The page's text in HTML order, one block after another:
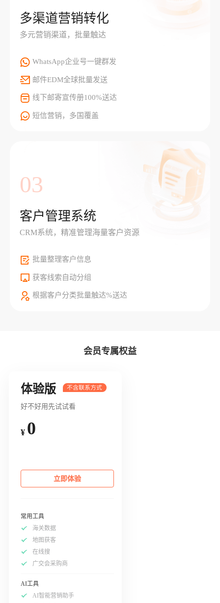
多渠道营销转化
多元营销渠道，批量触达
WhatsApp企业号一键群发
邮件EDM全球批量发送
线下邮寄宣传册100%送达
短信营销，多国覆盖
03
客户管理系统
CRM系统，精准管理海量客户资源
批量整理客户信息
获客线索自动分组
根据客户分类批量触达%送达
会员专属权益
体验版
好不好用先试试看
¥ 0
立即体验
常用工具
海关数据
地图获客
在线搜
广交会采购商
AI工具
AI智能营销助手